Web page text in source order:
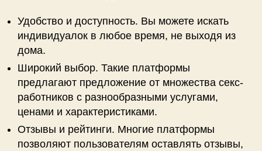
Удобство и доступность. Вы можете искать
индивидуалок в любое время, не выходя из
дома.
Широкий выбор. Такие платформы
предлагают предложение от множества секс-
работников с разнообразными услугами,
ценами и характеристиками.
Отзывы и рейтинги. Многие платформы
позволяют пользователям оставлять отзывы,